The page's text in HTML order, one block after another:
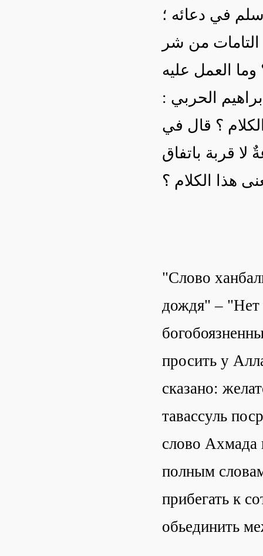
في دعائه ؛
من شر
العمل عليه
الحربي :
؟ قال في
لا قربة باتفاق
هذا الكلام ؟
"Слово
дождя" – "Нет
просить у
сказано:
тавассуль
слово
полным
прибегать к
обьединить